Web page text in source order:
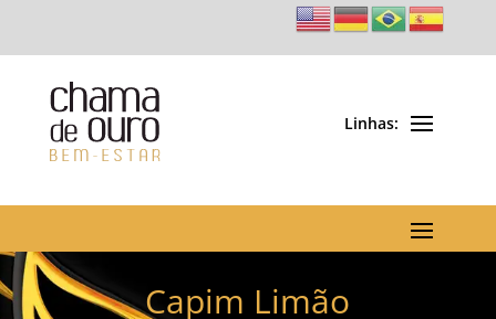
Capim Limão